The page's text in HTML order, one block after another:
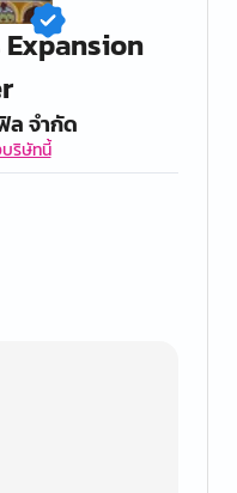
ล จำกัด
ริษัทนี้